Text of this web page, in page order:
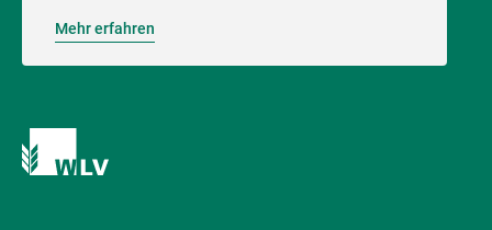
Mehr erfahren